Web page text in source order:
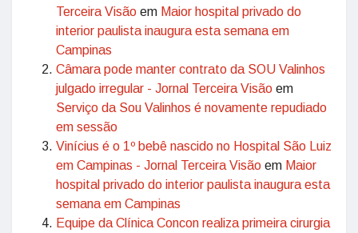
Terceira Visão em Maior hospital privado do
interior paulista inaugura esta semana em
Campinas
Câmara pode manter contrato da SOU Valinhos
julgado irregular - Jornal Terceira Visão em
Serviço da Sou Valinhos é novamente repudiado
em sessão
Vinícius é o 1º bebê nascido no Hospital São Luiz
em Campinas - Jornal Terceira Visão em Maior
hospital privado do interior paulista inaugura esta
semana em Campinas
Equipe da Clínica Concon realiza primeira cirurgia